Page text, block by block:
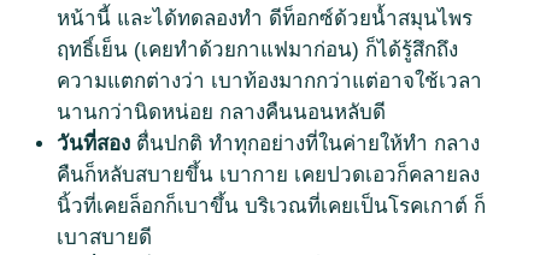
หน้านี้ และได้ทดลองทำ ดีท็อกซ์ด้วยน้ำสมุนไพร
ฤทธิ์เย็น (เคยทำด้วยกาแฟมาก่อน) ก็ได้รู้สึกถึง
ความแตกต่างว่า เบาท้องมากกว่าแต่อาจใช้เวลา
นานกว่านิดหน่อย กลางคืนนอนหลับดี
วันที่สอง ตื่นปกติ ทำทุกอย่างที่ในค่ายให้ทำ กลาง
คืนก็หลับสบายขึ้น เบากาย เคยปวดเอวก็คลายลง
นิ้วที่เคยล็อกก็เบาขึ้น บริเวณที่เคยเป็นโรคเกาต์ ก็
เบาสบายดี